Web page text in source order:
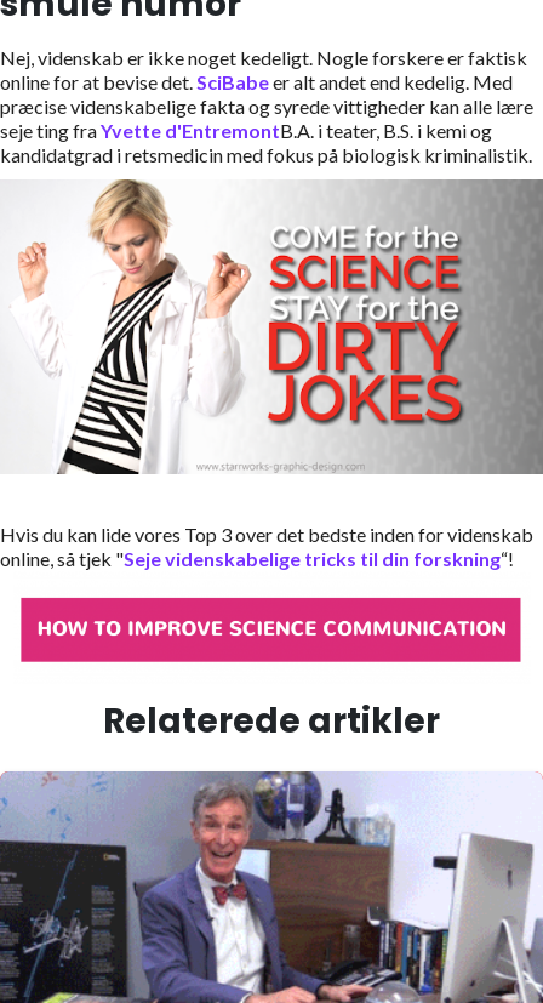
Nej, videnskab er ikke noget kedeligt. Nogle forskere er faktisk
online for at bevise det.SciBabeer alt andet end kedelig. Med
præcise videnskabelige fakta og syrede vittigheder kan alle lære
seje ting fraYvette d'EntremontB.A. i teater, B.S. i kemi og
kandidatgrad i retsmedicin med fokus på biologisk kriminalistik.
Hvis du kan lide vores Top 3 over det bedste inden for videnskab
online, så tjek "Seje videnskabelige tricks til din forskning“!
Relaterede artikler